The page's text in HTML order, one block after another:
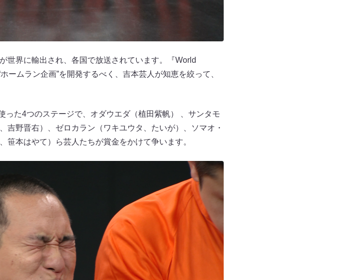
世界に輸出され、各国で放送されています。『World
ームラン企画”を開発するべく、吉本芸人が知恵を絞って、
た4つのステージで、オダウエダ（植田紫帆） 、サンタモ
吉野晋右）、ゼロカラン（ワキユウタ、たいが）、ソマオ・
笹本はやて）ら芸人たちが賞金をかけて争います。